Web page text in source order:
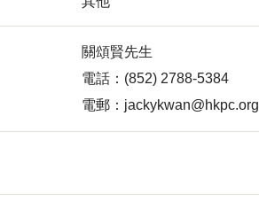
關頌賢先生
電話：(852) 2788-5384
電郵： jackykwan@hkpc.org